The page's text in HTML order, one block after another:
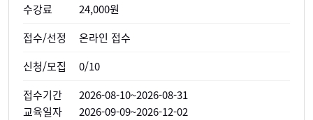
24,000원
온라인 접수
0/10
2026-08-10~2026-08-31
2026-09-09~2026-12-02